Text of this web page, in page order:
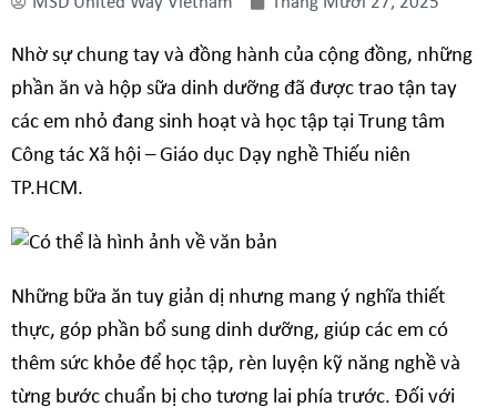
Nhờ sự chung tay và đồng hành của cộng đồng, những
phần ăn và hộp sữa dinh dưỡng đã được trao tận tay
các em nhỏ đang sinh hoạt và học tập tại Trung tâm
Công tác Xã hội – Giáo dục Dạy nghề Thiếu niên
TP.HCM.
Những bữa ăn tuy giản dị nhưng mang ý nghĩa thiết
thực, góp phần bổ sung dinh dưỡng, giúp các em có
thêm sức khỏe để học tập, rèn luyện kỹ năng nghề và
từng bước chuẩn bị cho tương lai phía trước. Đối với